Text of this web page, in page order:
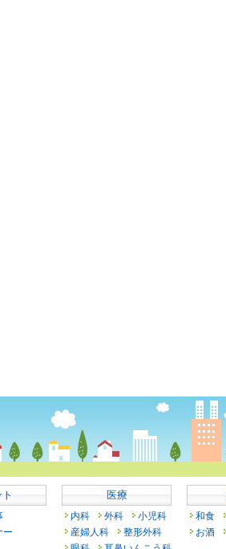
ー
医療
内科 外科
小児科
産婦人科
整形外科
和食
お酒